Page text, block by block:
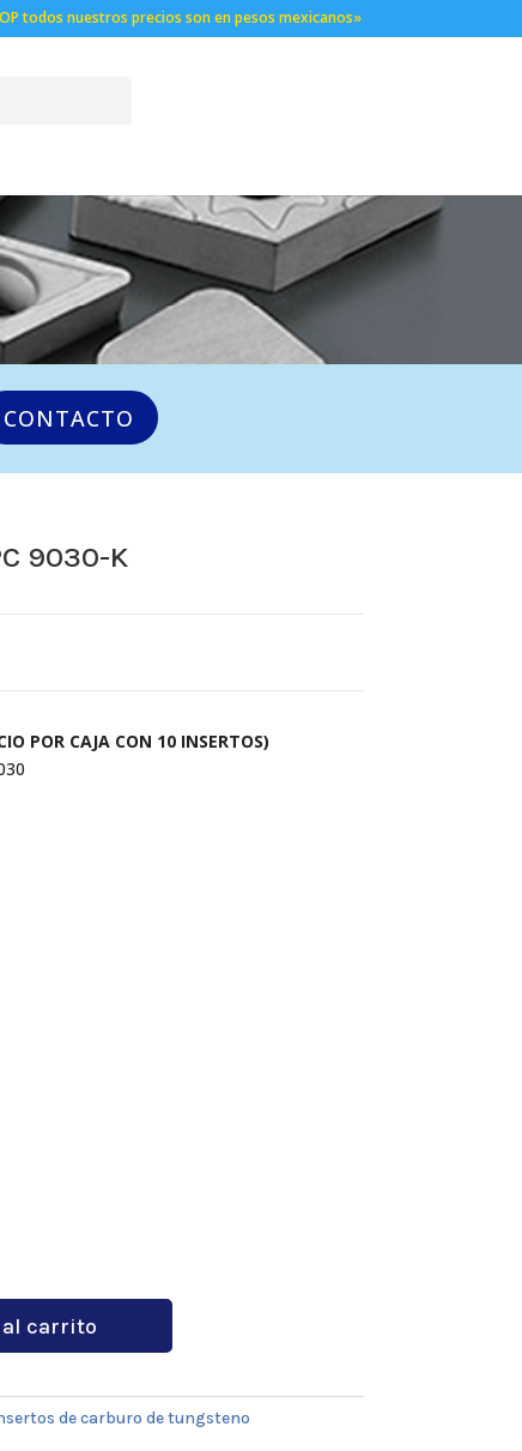
todos nuestros precios son en pesos mexicanos»
CONTACTO
9030-K
POR CAJA CON 10 INSERTOS)
carrito
de carburo de tungsteno